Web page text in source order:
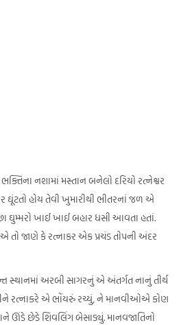
ભક્તિના નશામાં મસ્તાન બનેલો દરિયો રત્નેશ્વર
ઘૂંટતો હોય તેવી ખુમારીથી ભીતરનાં જળ એ
ઘુમ્મરો ખાઈ ખાઈ બહાર ધસી આવતા હતાં.
તો જાણે કે રત્નાકર એક પ્રચંડ તોપની અંદર
સ્થાનમાં અરબી સાગરનું એ અંતર્ગત નાનું તીર્થ
રત્નાકરે એ ભોંયરું રચ્યું, ને માનવીઓએ કોણ
ઊંડે છેડે શિવલિંગ બેસાડ્યું. માનવજાતિનો